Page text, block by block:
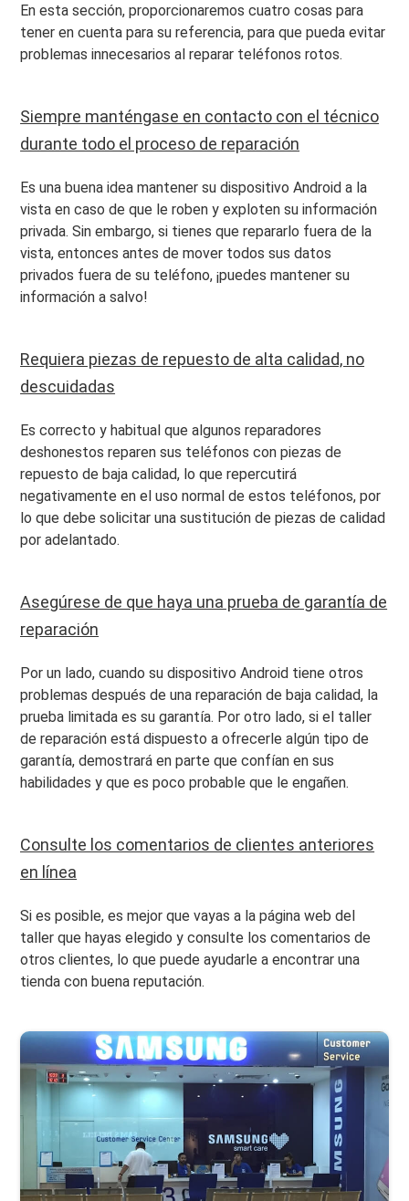
En esta sección, proporcionaremos cuatro cosas para
tener en cuenta para su referencia, para que pueda evitar
problemas innecesarios al reparar teléfonos rotos.
Siempre manténgase en contacto con el técnico
durante todo el proceso de reparación
Es una buena idea mantener su dispositivo Android a la
vista en caso de que le roben y exploten su información
privada. Sin embargo, si tienes que repararlo fuera de la
vista, entonces antes de mover todos sus datos
privados fuera de su teléfono, ¡puedes mantener su
información a salvo!
Requiera piezas de repuesto de alta calidad, no
descuidadas
Es correcto y habitual que algunos reparadores
deshonestos reparen sus teléfonos con piezas de
repuesto de baja calidad, lo que repercutirá
negativamente en el uso normal de estos teléfonos, por
lo que debe solicitar una sustitución de piezas de calidad
por adelantado.
Asegúrese de que haya una prueba de garantía de
reparación
Por un lado, cuando su dispositivo Android tiene otros
problemas después de una reparación de baja calidad, la
prueba limitada es su garantía. Por otro lado, si el taller
de reparación está dispuesto a ofrecerle algún tipo de
garantía, demostrará en parte que confían en sus
habilidades y que es poco probable que le engañen.
Consulte los comentarios de clientes anteriores
en línea
Si es posible, es mejor que vayas a la página web del
taller que hayas elegido y consulte los comentarios de
otros clientes, lo que puede ayudarle a encontrar una
tienda con buena reputación.